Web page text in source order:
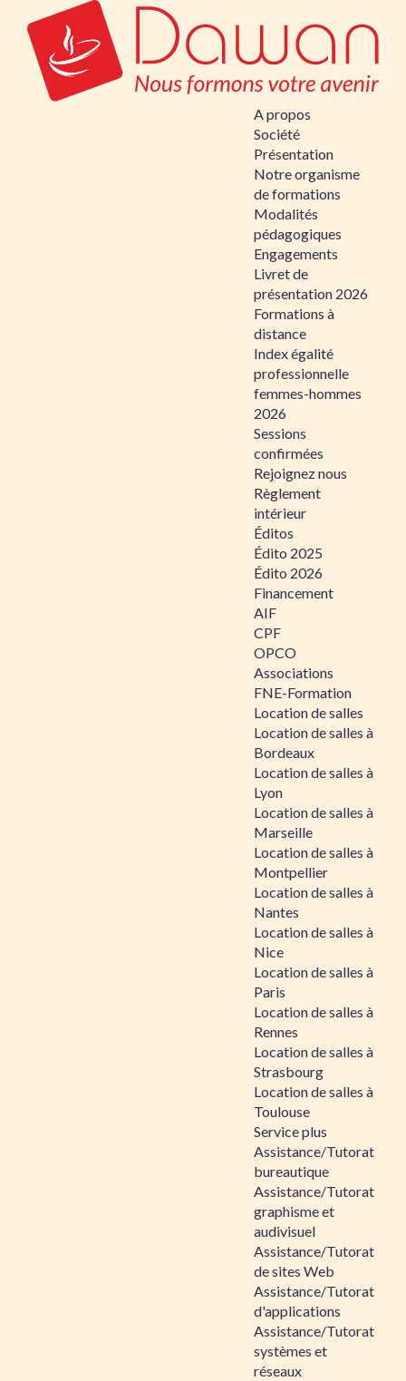
A propos
Société
Présentation
Notre organisme
de formations
Modalités
pédagogiques
Engagements
Livret de
présentation 2026
Formations à
distance
Index égalité
professionnelle
femmes-hommes
2026
Sessions
confirmées
Rejoignez nous
Règlement
intérieur
Éditos
Édito 2025
Édito 2026
Financement
AIF
CPF
OPCO
Associations
FNE-Formation
Location de salles
Location de salles à
Bordeaux
Location de salles à
Lyon
Location de salles à
Marseille
Location de salles à
Montpellier
Location de salles à
Nantes
Location de salles à
Nice
Location de salles à
Paris
Location de salles à
Rennes
Location de salles à
Strasbourg
Location de salles à
Toulouse
Service plus
Assistance/Tutorat
bureautique
Assistance/Tutorat
graphisme et
audivisuel
Assistance/Tutorat
de sites Web
Assistance/Tutorat
d'applications
Assistance/Tutorat
systèmes et
réseaux